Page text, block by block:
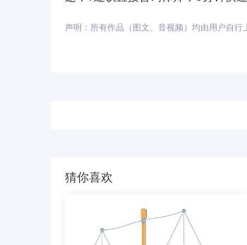
声明：所有作品（图文、音视频）均由用户自
猜你喜欢